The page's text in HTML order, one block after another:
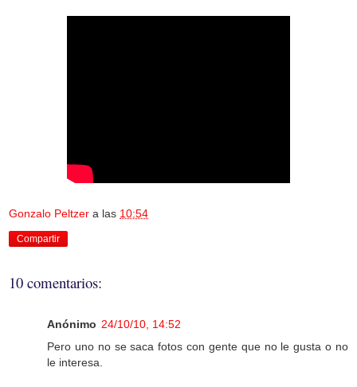
Gonzalo Peltzer a las 10:54
Compartir
10 comentarios:
Anónimo 24/10/10, 14:52
Pero uno no se saca fotos con gente que no le gusta o no
le interesa.